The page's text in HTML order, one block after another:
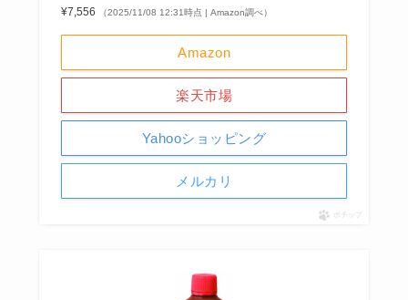
¥7,556
（2025/11/08 12:31時点 | Amazon調べ）
Amazon
楽天市場
Yahooショッピング
メルカリ
ポチップ